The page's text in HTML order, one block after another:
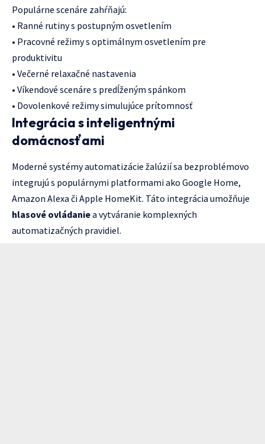
Populárne scenáre zahŕňajú:
• Ranné rutiny s postupným osvetlením
• Pracovné režimy s optimálnym osvetlením pre
produktivitu
• Večerné relaxačné nastavenia
• Víkendové scenáre s predĺženým spánkom
• Dovolenkové režimy simulujúce prítomnosť
Integrácia s inteligentnými
domácnosťami
Moderné systémy automatizácie žalúzií sa bezproblémovo
integrujú s populárnymi platformami ako Google Home,
Amazon Alexa či Apple HomeKit. Táto integrácia umožňuje
hlasové ovládaniea vytváranie komplexných
automatizačných pravidiel.